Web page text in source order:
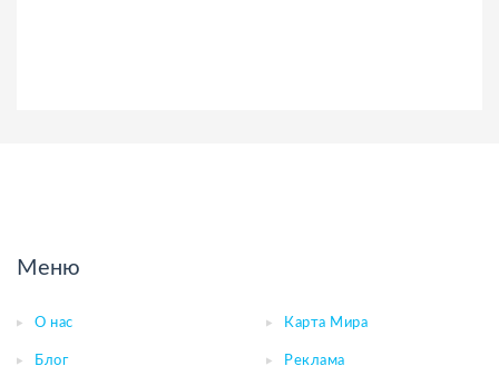
Меню
О нас Карта Мира
Блог Реклама